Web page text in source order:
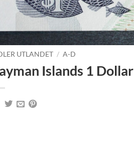
UTLANDET / A-D
Islands 1 Dollar